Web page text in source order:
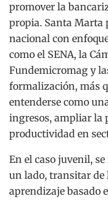
promover la
propia. Santa Marta
nacional con
como el SENA, la
Fundemicromag y
formalización, más
entenderse como
ingresos, ampliar la
productividad en
En el caso juvenil,
un lado, transitar
aprendizaje basado